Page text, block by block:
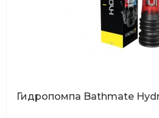
Гидропомпа Bathmate